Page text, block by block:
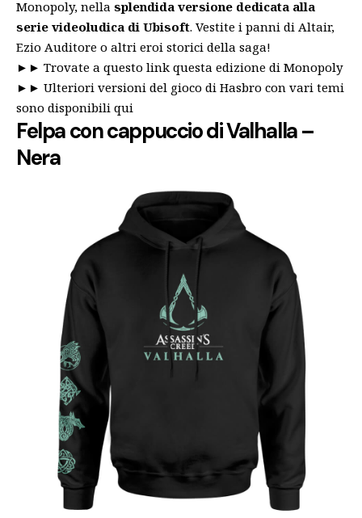
Monopoly, nella splendida versione dedicata alla
serie videoludica di Ubisoft. Vestite i panni di Altair,
Ezio Auditore o altri eroi storici della saga!
►► Trovate a questo link questa edizione di Monopoly
►► Ulteriori versioni del gioco di Hasbro con vari temi
sono disponibili qui
Felpa con cappuccio di Valhalla –
Nera